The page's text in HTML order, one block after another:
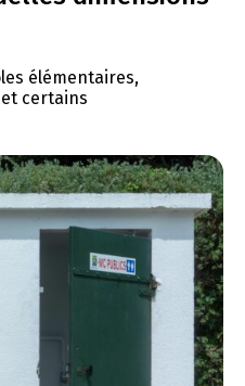
élémentaires,
certains